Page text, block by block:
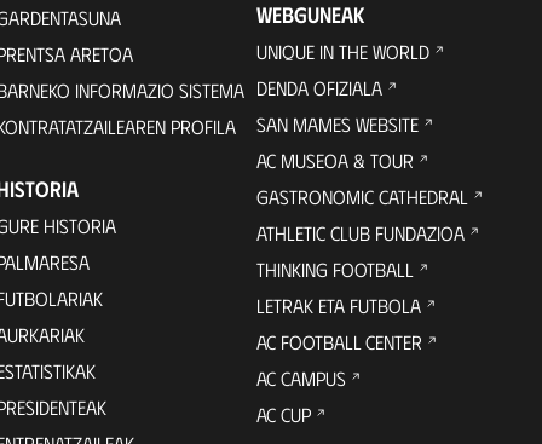
ARETOA
INFORMAZIO SISTEMA
PROFILA
HISTORIA
WEBGUNEAK
UNIQUE IN THE WORLD
DENDA OFIZIALA
SAN MAMES WEBSITE
AC MUSEOA & TOUR
GASTRONOMIC CATHEDRAL
ATHLETIC CLUB FUNDAZIOA
THINKING FOOTBALL
LETRAK ETA FUTBOLA
AC FOOTBALL CENTER
AC CAMPUS
AC CUP